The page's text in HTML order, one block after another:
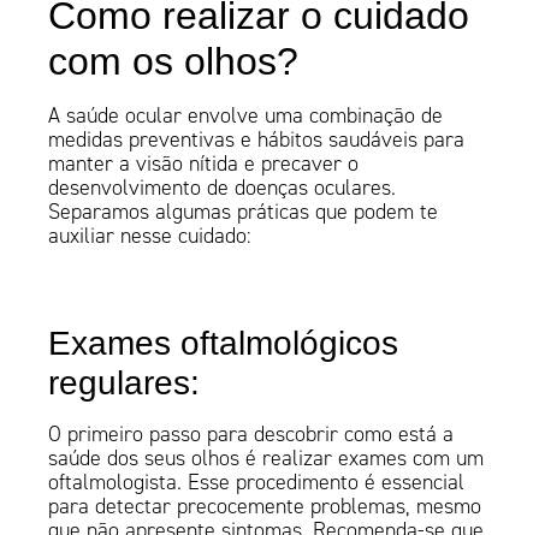
Como realizar o cuidado
com os olhos?
A saúde ocular envolve uma combinação de
medidas preventivas e hábitos saudáveis para
manter a visão nítida e precaver o
desenvolvimento de doenças oculares.
Separamos algumas práticas que podem te
auxiliar nesse cuidado:
Exames oftalmológicos
regulares:
O primeiro passo para descobrir como está a
saúde dos seus olhos é realizar exames com um
oftalmologista. Esse procedimento é essencial
para detectar precocemente problemas, mesmo